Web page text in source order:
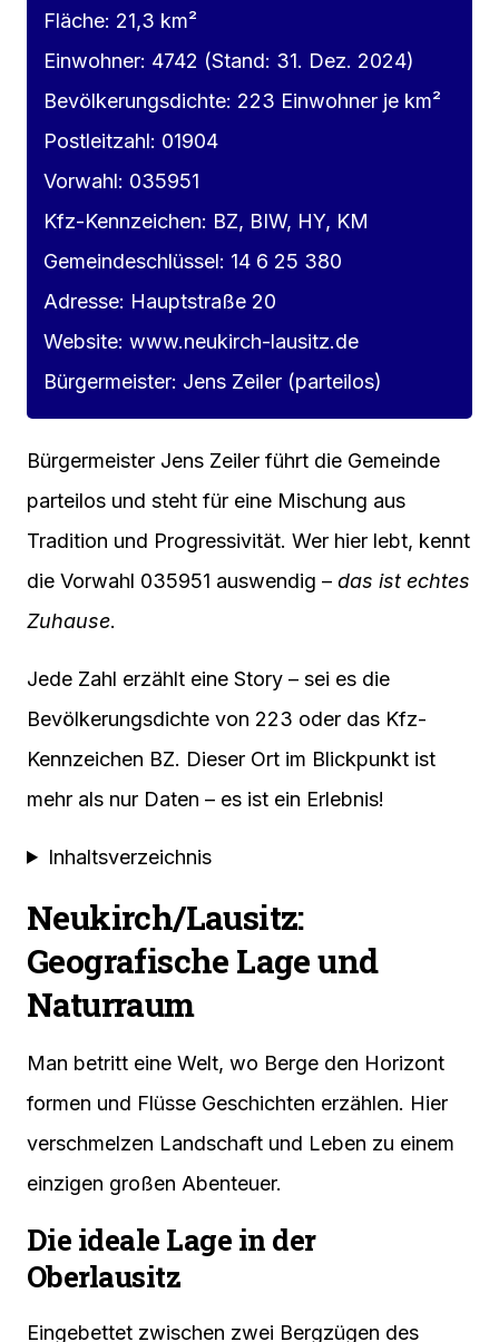
Fläche: 21,3 km²
Einwohner: 4742 (Stand: 31. Dez. 2024)
Bevölkerungsdichte: 223 Einwohner je km²
Postleitzahl: 01904
Vorwahl: 035951
Kfz-Kennzeichen: BZ, BIW, HY, KM
Gemeindeschlüssel: 14 6 25 380
Adresse: Hauptstraße 20
Website: www.neukirch-lausitz.de
Bürgermeister: Jens Zeiler (parteilos)
Bürgermeister Jens Zeiler führt die Gemeinde
parteilos und steht für eine Mischung aus
Tradition und Progressivität. Wer hier lebt, kennt
die Vorwahl 035951 auswendig – das ist echtes
Zuhause.
Jede Zahl erzählt eine Story – sei es die
Bevölkerungsdichte von 223 oder das Kfz-
Kennzeichen BZ. Dieser Ort im Blickpunkt ist
mehr als nur Daten – es ist ein Erlebnis!
Inhaltsverzeichnis
Neukirch/Lausitz:
Geografische Lage und
Naturraum
Man betritt eine Welt, wo Berge den Horizont
formen und Flüsse Geschichten erzählen. Hier
verschmelzen Landschaft und Leben zu einem
einzigen großen Abenteuer.
Die ideale Lage in der
Oberlausitz
Eingebettet zwischen zwei Bergzügen des